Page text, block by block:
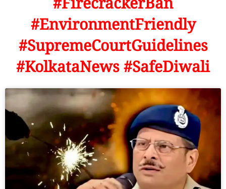
#EnvironmentFriendly
#SupremeCourtGuidelines
#KolkataNews #SafeDiwali